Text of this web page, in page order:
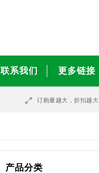
联系我们 更多链接
订购量越大，折扣越大
产品分类